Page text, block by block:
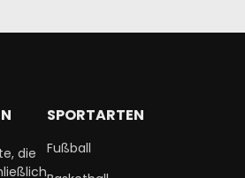
die
SPORTARTEN
Fußball